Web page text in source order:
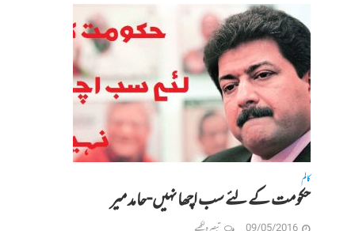
کالم
حکومت کے لئے سب اچھا نہیں-حامد میر